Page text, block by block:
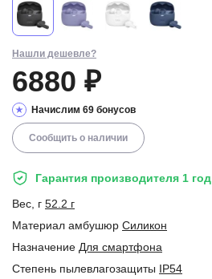
Гарантия производителя 1 год
Вес, г 52.2 г
Материал амбушюр Силикон
Назначение Для смартфона
Степень пылевлагозащиты IP54
Нашли дешевле?
6880 ₽
Начислим 69 бонусов
Сообщить о наличии